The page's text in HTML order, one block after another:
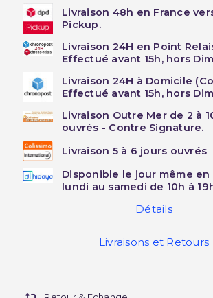
Livraison 48h en France
Pickup.
Livraison 24H en Point
Effectué avant 15h, hors
Livraison 24H à Domicile
Effectué avant 15h, hors
Livraison Outre Mer de 2 à
ouvrés - Contre Signature.
Livraison 5 à 6 jours ouvrés
Disponible le jour même en
lundi au samedi de 10h à
Détails
Livraisons et Retours